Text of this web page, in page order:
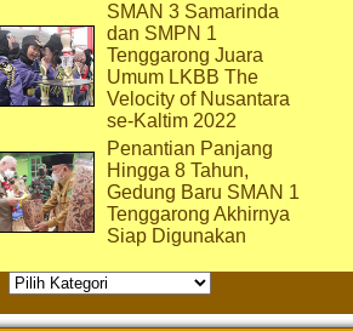
SMAN 3 Samarinda
dan SMPN 1
Tenggarong Juara
Umum LKBB The
Velocity of Nusantara
se-Kaltim 2022
Penantian Panjang
Hingga 8 Tahun,
Gedung Baru SMAN 1
Tenggarong Akhirnya
Siap Digunakan